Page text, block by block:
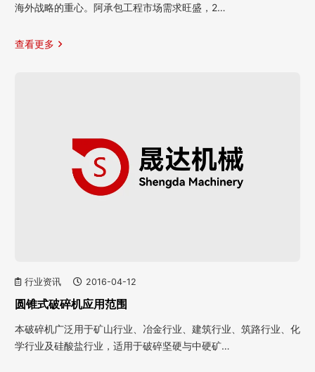
海外战略的重心。阿承包工程市场需求旺盛，2…
查看更多
行业资讯 2016-04-12
圆锥式破碎机应用范围
本破碎机广泛用于矿山行业、冶金行业、建筑行业、筑路行业、化
学行业及硅酸盐行业，适用于破碎坚硬与中硬矿…